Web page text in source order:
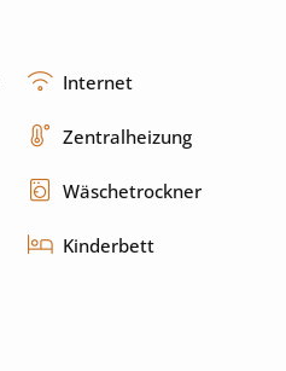
Internet
Zentralheizung
Wäschetrockner
Kinderbett